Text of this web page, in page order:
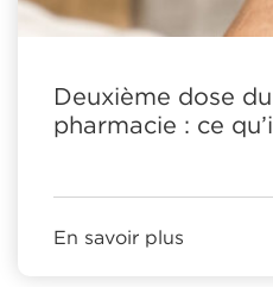
Deuxième dose
pharmacie : ce
En savoir plus